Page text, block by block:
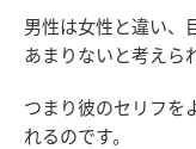
男性は女性と違い、
あまりないと考えら
つまり彼のセリフを
れるのです。